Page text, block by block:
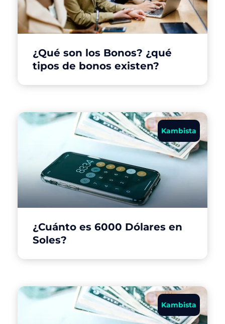
¿Qué son los Bonos? ¿qué
tipos de bonos existen?
Kambista
¿Cuánto es 6000 Dólares en
Soles?
Kambista